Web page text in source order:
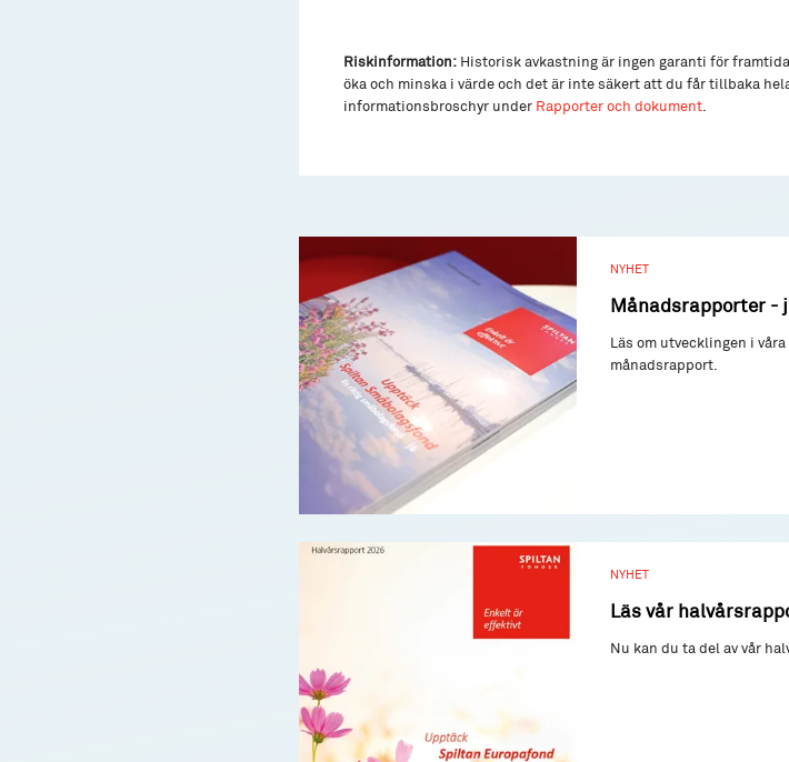
Riskinformation:Historisk avkastning är ingen garanti för
öka och minska i värde och det är inte säkert att du får tillbaka
informationsbroschyr under Rapporter och dokument.
NYHET
Månadsrapporter -
Läs om utvecklingen i
månadsrapport.
NYHET
Läs vår
Nu kan du ta del av vår